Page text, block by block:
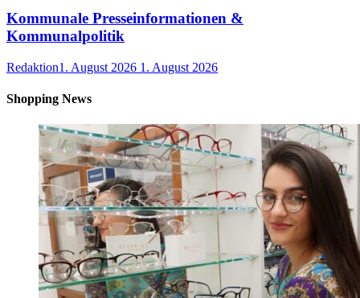
Kommunale Presseinformationen &
Kommunalpolitik
Redaktion1. August 2026 1. August 2026
Shopping News